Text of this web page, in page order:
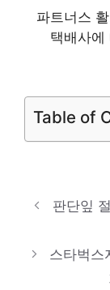
절대 놓치
파트너스
택배사에
Table of
판단잎
스타벅스